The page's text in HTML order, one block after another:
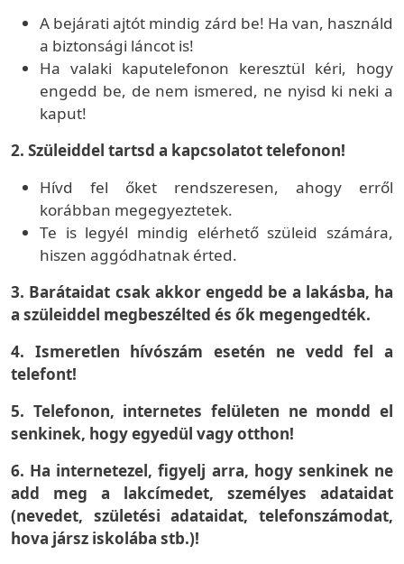
A bejárati ajtót mindig zárd be! Ha van, használd
a biztonsági láncot is!
Ha valaki kaputelefonon keresztül kéri, hogy
engedd be, de nem ismered, ne nyisd ki neki a
kaput!
2. Szüleiddel tartsd a kapcsolatot telefonon!
Hívd fel őket rendszeresen, ahogy erről
korábban megegyeztetek.
Te is legyél mindig elérhető szüleid számára,
hiszen aggódhatnak érted.
3. Barátaidat csak akkor engedd be a lakásba, ha
a szüleiddel megbeszélted és ők megengedték.
4. Ismeretlen hívószám esetén ne vedd fel a
telefont!
5. Telefonon, internetes felületen ne mondd el
senkinek, hogy egyedül vagy otthon!
6. Ha internetezel, figyelj arra, hogy senkinek ne
add meg a lakcímedet, személyes adataidat
(nevedet, születési adataidat, telefonszámodat,
hova jársz iskolába stb.)!